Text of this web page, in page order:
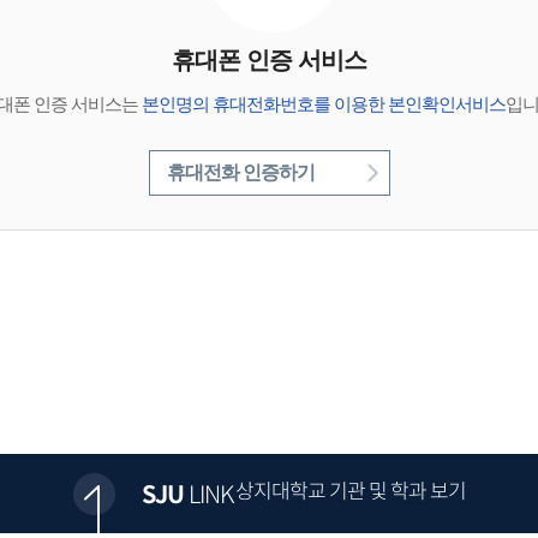
휴대폰 인증 서비스
폰 인증 서비스는 본인명의 휴대전화번호를 이용한 본인확인서비스입
휴대전화 인증하기
SJU LINK상지대학교 기관 및 학과 보기